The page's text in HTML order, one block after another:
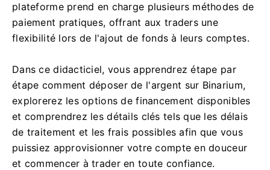
plateforme prend en charge plusieurs méthodes de
paiement pratiques, offrant aux traders une
flexibilité lors de l'ajout de fonds à leurs comptes.
Dans ce didacticiel, vous apprendrez étape par
étape comment déposer de l'argent sur Binarium,
explorerez les options de financement disponibles
et comprendrez les détails clés tels que les délais
de traitement et les frais possibles afin que vous
puissiez approvisionner votre compte en douceur
et commencer à trader en toute confiance.